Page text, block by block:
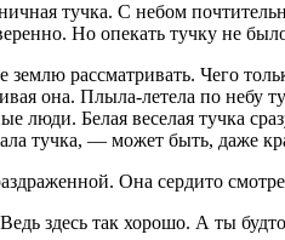
тучка. С небом
Но опекать тучку не
землю рассматривать. Чего
она. Плыла-летела по
люди. Белая веселая тучка
тучка, — может быть, даже
Она сердито
здесь так хорошо. А ты